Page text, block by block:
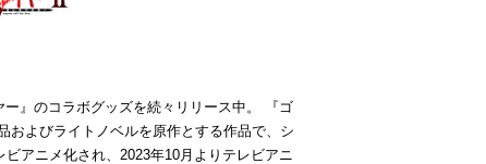
』のコラボグッズを続々リリース中。 『ゴ
およびライトノベルを原作とする作品で、シ
アニメ化され、2023年10月よりテレビアニ